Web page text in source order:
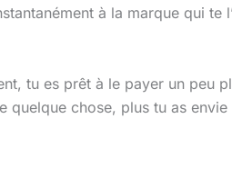
à la marque qui te
tu es prêt à le payer un peu
chose, plus tu as envie